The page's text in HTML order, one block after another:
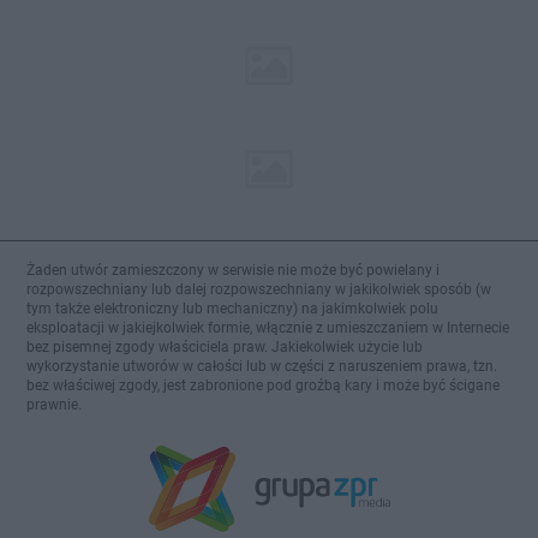
Żaden utwór zamieszczony w serwisie nie może być powielany i
rozpowszechniany lub dalej rozpowszechniany w jakikolwiek sposób (w
tym także elektroniczny lub mechaniczny) na jakimkolwiek polu
eksploatacji w jakiejkolwiek formie, włącznie z umieszczaniem w Internecie
bez pisemnej zgody właściciela praw. Jakiekolwiek użycie lub
wykorzystanie utworów w całości lub w części z naruszeniem prawa, tzn.
bez właściwej zgody, jest zabronione pod groźbą kary i może być ścigane
prawnie.